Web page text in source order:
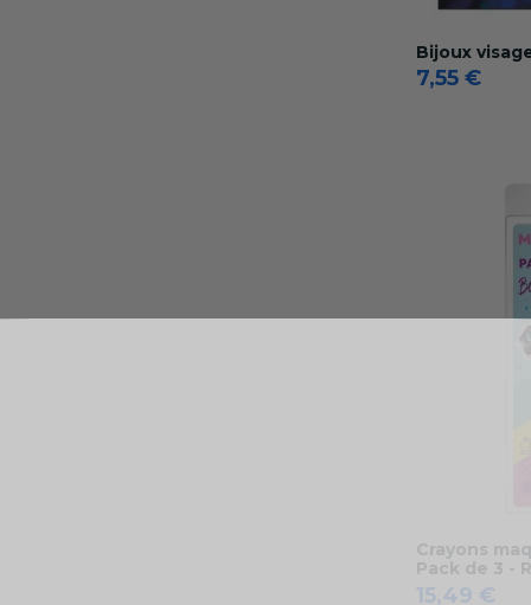
Bijoux
7,55 €
Crayons
Pack de 3 -
15,49 €